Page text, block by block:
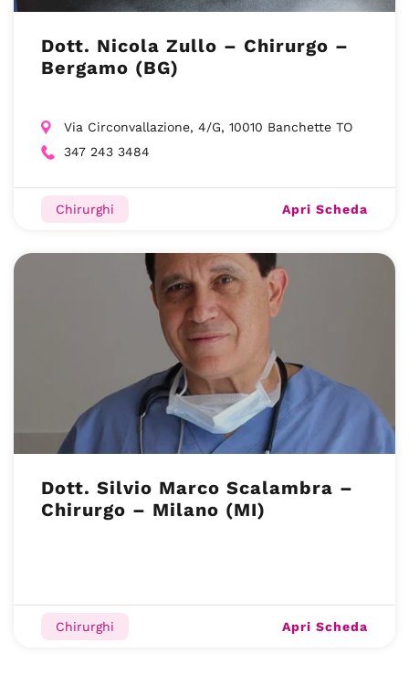
Dott. Nicola Zullo – Chirurgo –
Bergamo (BG)
Via Circonvallazione, 4/G, 10010 Banchette TO
347 243 3484
Chirurghi Apri Scheda
Dott. Silvio Marco Scalambra –
Chirurgo – Milano (MI)
Chirurghi Apri Scheda